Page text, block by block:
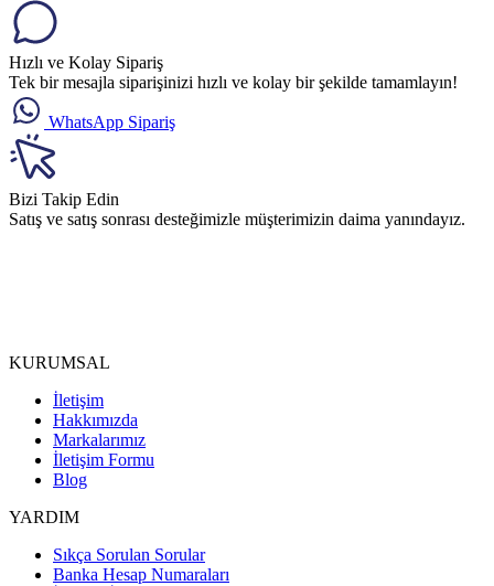
Hızlı ve Kolay Sipariş
Tek bir mesajla siparişinizi hızlı ve kolay bir şekilde tamamlayın!
WhatsApp Sipariş
Bizi Takip Edin
Satış ve satış sonrası desteğimizle müşterimizin daima yanındayız.
KURUMSAL
İletişim
Hakkımızda
Markalarımız
İletişim Formu
Blog
YARDIM
Sıkça Sorulan Sorular
Banka Hesap Numaraları